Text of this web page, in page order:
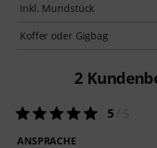
Inkl. Mundstück
Koffer oder Gigbag
2
5/ 5
ANSPRACHE